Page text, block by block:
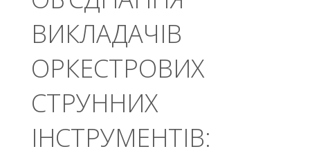
ВИКЛАДАЧІВ
ОРКЕСТРОВИХ
СТРУННИХ
ІНСТРУМЕНТІВ: